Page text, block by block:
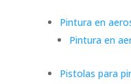
Pintura en
Pintura en
Pistolas para